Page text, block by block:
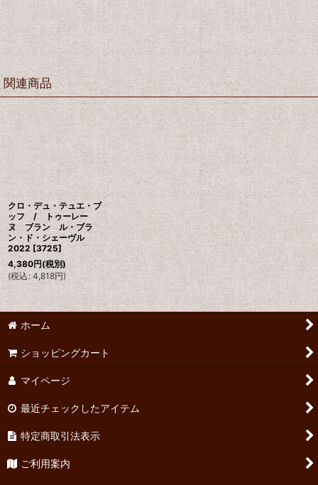
関連商品
クロ・デュ・テュエ・ブ
ッフ / トゥーレー
ヌ ブラン ル・ブラ
ン・ド・シェーヴル
2022 [3725]
4,380円(税別)
(税込 : 4,818円)
ホーム
ショッピングカート
マイページ
最近チェックしたアイテム
特定商取引法表示
ご利用案内